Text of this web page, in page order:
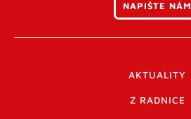
NAPIŠTE NÁM
AKTUALITY
Z RADNICE